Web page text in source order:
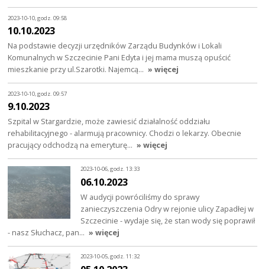
2023-10-10, godz. 09:58
10.10.2023
Na podstawie decyzji urzędników Zarządu Budynków i Lokali
Komunalnych w Szczecinie Pani Edyta i jej mama muszą opuścić
mieszkanie przy ul.Szarotki. Najemcą… » więcej
2023-10-10, godz. 09:57
9.10.2023
Szpital w Stargardzie, może zawiesić działalność oddziału
rehabilitacyjnego - alarmują pracownicy. Chodzi o lekarzy. Obecnie
pracujący odchodzą na emeryturę… » więcej
2023-10-06, godz. 13:33
06.10.2023
W audycji powróciliśmy do sprawy
zanieczyszczenia Odry w rejonie ulicy Zapadłej w
Szczecinie - wydaje się, że stan wody się poprawił
- nasz Słuchacz, pan… » więcej
2023-10-05, godz. 11:32